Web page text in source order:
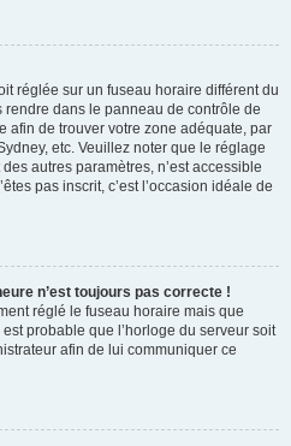
réglée sur un fuseau horaire différent du
dans le panneau de contrôle de
afin de trouver votre zone adéquate, par
etc. Veuillez noter que le réglage
autres paramètres, n’est accessible
pas inscrit, c’est l’occasion idéale de
n’est toujours pas correcte !
réglé le fuseau horaire mais que
est probable que l’horloge du serveur soit
afin de lui communiquer ce